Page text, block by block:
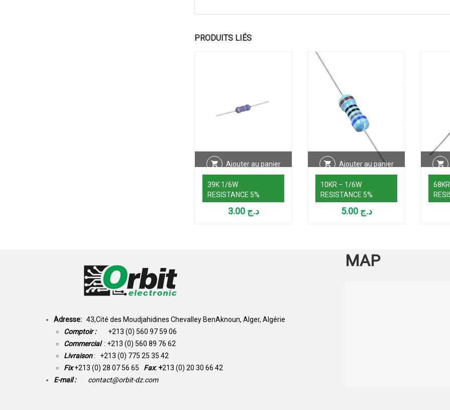
PRODUITS LIÉS
Ajouter au panier
39K 1/6W
RESISTANCE 5%
د.ج 3.00
Ajouter au panier
10KR – 1/6W
RESISTANCE 5%
د.ج 5.00
Adresse: 43,Cité des Moudjahidines Chevalley BenAknoun, Alger, Algérie
Comptoir : +213 (0) 560 97 59 06
Commercial : +213 (0) 560 89 76 62
Livraison: +213 (0) 775 25 35 42
Fix +213 (0) 28 07 56 65 Fax: +213 (0) 20 30 66 42
E-mail :
contact@orbit-dz.com
MAP